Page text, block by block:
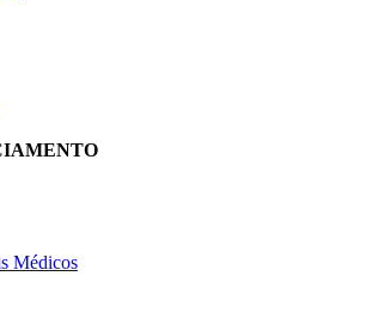
Médicos